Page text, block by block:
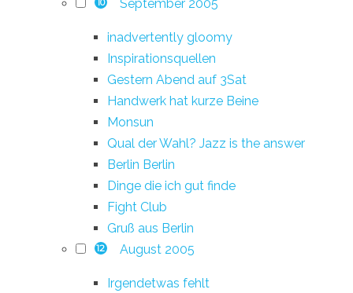
September 2005
inadvertently gloomy
Inspirationsquellen
Gestern Abend auf 3Sat
Handwerk hat kurze Beine
Monsun
Qual der Wahl? Jazz is the answer
Berlin Berlin
Dinge die ich gut finde
Fight Club
Gruß aus Berlin
12 August 2005
Irgendetwas fehlt